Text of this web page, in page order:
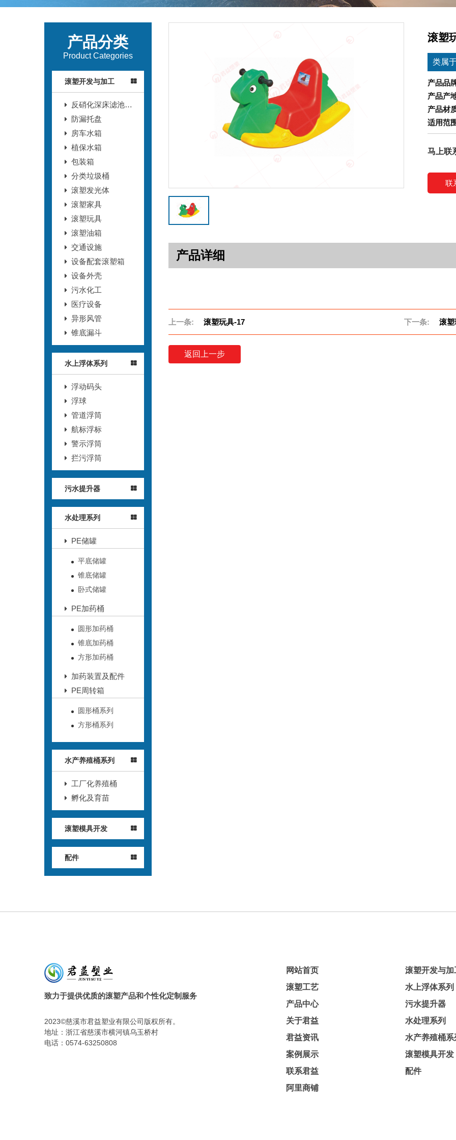
产品分类
Product Categories
滚塑开发与加工
反硝化深床滤池T
型滤砖
防漏托盘
房车水箱
植保水箱
包装箱
分类垃圾桶
滚塑发光体
滚塑家具
滚塑玩具
滚塑油箱
交通设施
设备配套滚塑箱
设备外壳
污水化工
医疗设备
异形风管
锥底漏斗
水上浮体系列
浮动码头
浮球
管道浮筒
航标浮标
警示浮筒
拦污浮筒
污水提升器
水处理系列
PE储罐
平底储罐
锥底储罐
卧式储罐
PE加药桶
圆形加药桶
锥底加药桶
方形加药桶
加药装置及配件
PE周转箱
圆形桶系列
方形桶系列
水产养殖桶系列
工厂化养殖桶
孵化及育苗
滚塑模具开发
配件
滚塑
类属于
产品品
产品产
产品材
适用范
马上联
联
产品详细
上一条: 滚塑玩具-17 下一条: 滚塑
返回上一步
致力于提供优质的滚塑产品和个性化定制服务
2023©慈溪市君益塑业有限公司版权所有。
地址：浙江省慈溪市横河镇乌玉桥村
电话：0574-63250808
网站首页
滚塑工艺
产品中心
关于君益
君益资讯
案例展示
联系君益
阿里商铺
滚塑开发与加
水上浮体系列
污水提升器
水处理系列
水产养殖桶系
滚塑模具开发
配件